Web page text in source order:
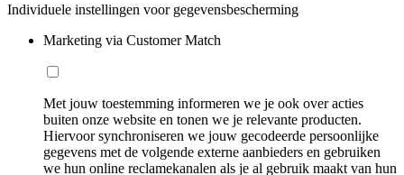
Individuele instellingen voor gegevensbescherming
Marketing via Customer Match
Met jouw toestemming informeren we je ook over acties
buiten onze website en tonen we je relevante producten.
Hiervoor synchroniseren we jouw gecodeerde persoonlijke
gegevens met de volgende externe aanbieders en gebruiken
we hun online reclamekanalen als je al gebruik maakt van hun